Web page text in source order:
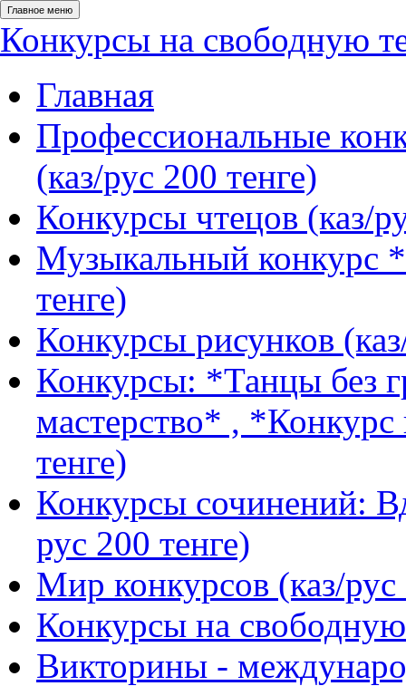
Главное меню
Конкурсы на свободную
Главная
Профессиональные
(каз/рус 200 тенге)
Конкурсы чтецов (каз/
Музыкальный конкурс
тенге)
Конкурсы рисунков
Конкурсы: *Танцы без
мастерство* , *Конкурс
тенге)
Конкурсы сочинений:
рус 200 тенге)
Мир конкурсов (каз/рус
Конкурсы на
Викторины -